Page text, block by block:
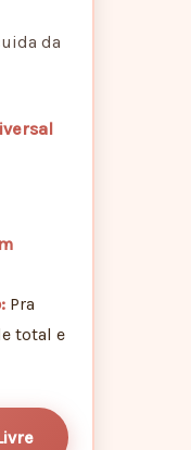
da
Pra
total e